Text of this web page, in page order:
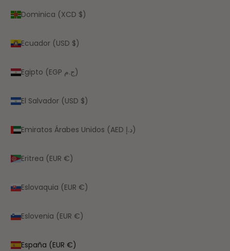
Dominica (XCD $)
Ecuador (USD $)
Egipto (EGP ج.م)
El Salvador (USD $)
Emiratos Árabes Unidos (AED د.إ)
Eritrea (EUR €)
Eslovaquia (EUR €)
Eslovenia (EUR €)
España (EUR €)